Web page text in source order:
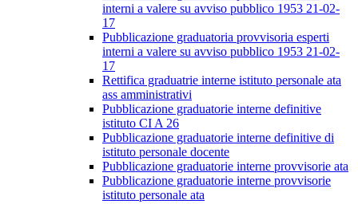
interni a valere su avviso pubblico 1953 21-02-
17
Pubblicazione graduatoria provvisoria esperti
interni a valere su avviso pubblico 1953 21-02-
17
Rettifica graduatrie interne istituto personale ata
ass amministrativi
Pubblicazione graduatorie interne definitive
istituto CI A 26
Pubblicazione graduatorie interne definitive di
istituto personale docente
Pubblicazione graduatorie interne provvisorie ata
Pubblicazione graduatorie interne provvisorie
istituto personale ata